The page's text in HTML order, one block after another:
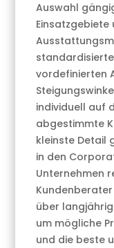
Auswahl
Einsatzgebiete
vordefinierten
individuell auf
abgestimmte
kleinste Detail
in den
Unternehmen
über
um mögliche
und die beste